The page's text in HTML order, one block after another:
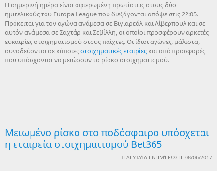
Η σημερινή ημέρα είναι αφιερωμένη πρωτίστως στους δύο
ημιτελικούς του Europa League που διεξάγονται απόψε στις 22:05.
Πρόκειται για τον αγώνα ανάμεσα σε Βιγιαρεάλ και Λίβερπουλ και σε
αυτόν ανάμεσα σε Σαχτάρ και Σεβίλλη, οι οποίοι προσφέρουν αρκετές
ευκαιρίες στοιχηματισμού στους παίχτες. Οι ίδιοι αγώνες, μάλιστα,
συνοδεύονται σε κάποιεςστοιχηματικές εταιρίες και από προσφορές
που υπόσχονται να μειώσουν το ρίσκο στοιχηματισμού.
Μειωμένο ρίσκο στο ποδόσφαιρο υπόσχεται
η εταιρεία στοιχηματισμού Bet365
ΤΕΛΕΥΤΑΊΑ ΕΝΗΜΈΡΩΣΗ: 08/06/2017